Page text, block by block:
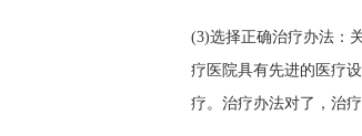
(3)选择正确治疗办法：
疗医院具有先进的医疗
疗。治疗办法对了，治